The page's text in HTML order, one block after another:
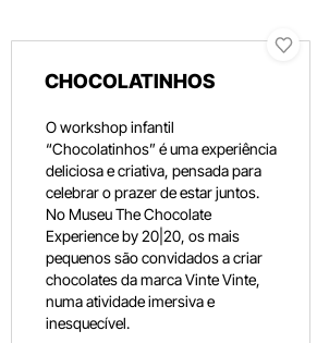
CHOCOLATINHOS
O workshop infantil
“Chocolatinhos” é uma experiência
deliciosa e criativa, pensada para
celebrar o prazer de estar juntos.
No Museu The Chocolate
Experience by 20|20, os mais
pequenos são convidados a criar
chocolates da marca Vinte Vinte,
numa atividade imersiva e
inesquecível.